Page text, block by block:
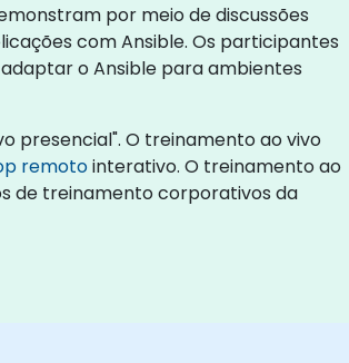
por meio de discussões
com Ansible. Os participantes
o Ansible para ambientes
presencial". O treinamento ao vivo
remotointerativo. O treinamento ao
de treinamento corporativos da